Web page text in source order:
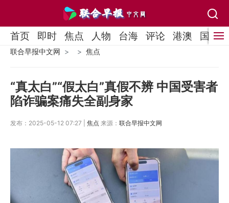
首页 即时 焦点 人物 台海 评论 港澳 国际
联合早报中文网 焦点
“真太白”“假太白”真假不辨 中国受害者
陷诈骗案痛失全副身家
发布：2025-05-12 07:27 | 焦点 来源： 联合早报中文网